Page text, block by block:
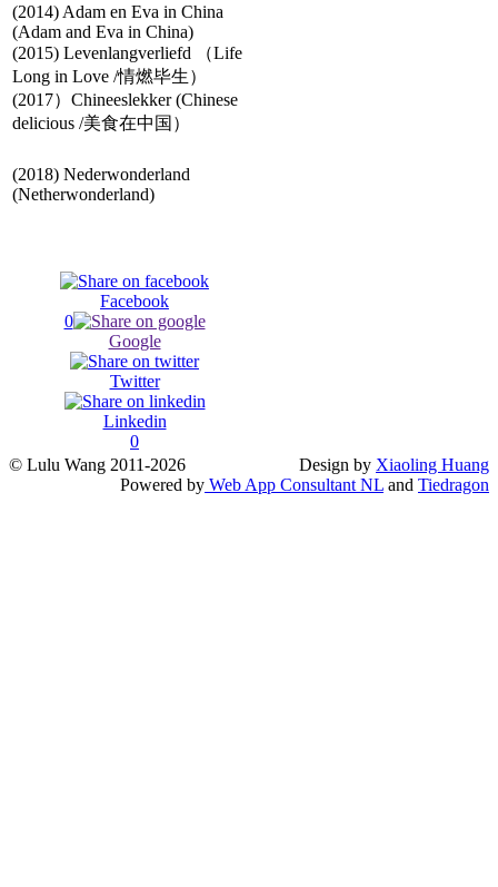
(2014) Adam en Eva in China
(Adam and Eva in China)
(2015) Levenlangverliefd （Life
Long in Love /情燃毕生）
(2017）Chineeslekker (Chinese
delicious /美食在中国）
(2018) Nederwonderland
(Netherwonderland)
Facebook
0
Google
Twitter
Linkedin
0
© Lulu Wang 2011-2026
Design by Xiaoling Huang
Powered by Web App Consultant NL and Tiedragon